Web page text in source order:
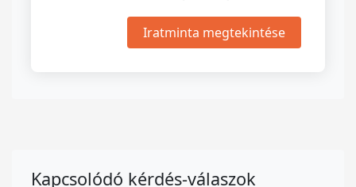
Iratminta megtekintése
Kapcsolódó kérdés-válaszok